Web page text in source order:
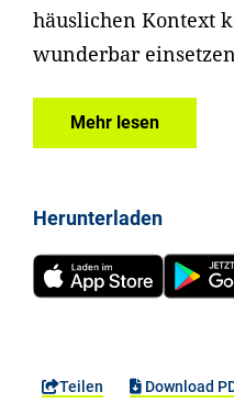
häuslichen Kontext
wunderbar
Mehr lesen
Herunterladen
Teilen Download